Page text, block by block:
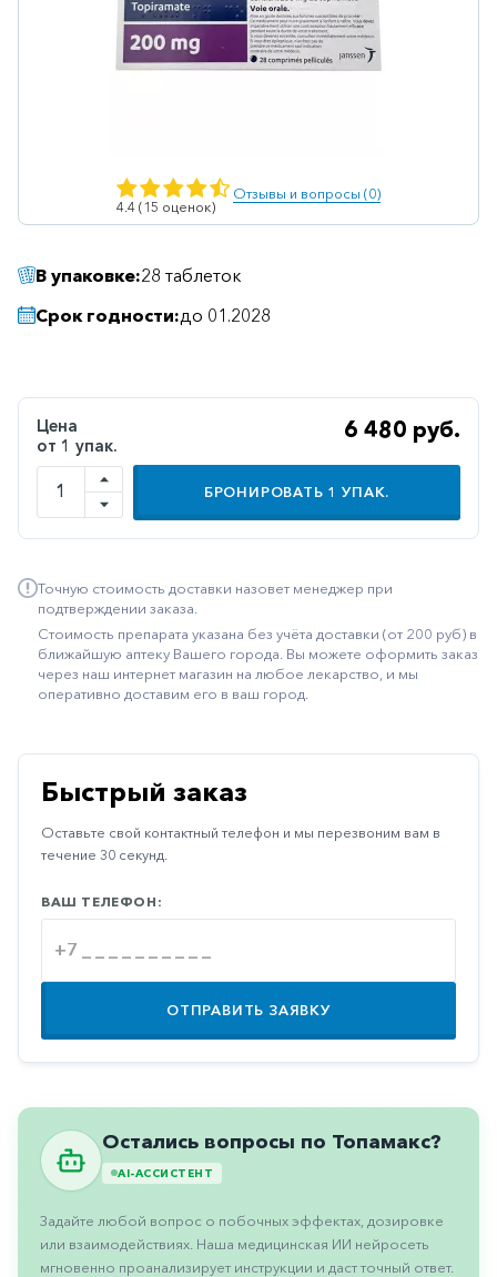
Ветеринарные
Витаминные
Гепатопротекторы
Гинекология
Желудочно-
кишечные
Иммунодепрессанты
Иммуностимуляторы
Метаболизм
Минеральный
обмен
Наружные
Остеопороз
Офтальмология
Противоаллергические
Противовоспалительные
Противогрибковые
Противоподагрические
Противорвотные
Прочее
4.4 (15 оценок)
Отзывы и вопросы (0)
В упаковке:28 таблеток
Срок годности:до 01.2028
Цена
от 1 упак.
6 480 руб.
БРОНИРОВАТЬ 1 УПАК.
Точную стоимость доставки назовет менеджер при
подтверждении заказа.
Стоимость препарата указана без учёта доставки (от 200 руб) в
ближайшую аптеку Вашего города. Вы можете оформить заказ
через наш интернет магазин на любое лекарство, и мы
оперативно доставим его в ваш город.
Быстрый заказ
Оставьте свой контактный телефон и мы перезвоним вам в
течение 30 секунд.
ВАШ ТЕЛЕФОН:
ОТПРАВИТЬ ЗАЯВКУ
Остались вопросы по Топамакс?
AI-АССИСТЕНТ
Задайте любой вопрос о побочных эффектах, дозировке
или взаимодействиях. Наша медицинская ИИ нейросеть
мгновенно проанализирует инструкции и даст точный ответ.